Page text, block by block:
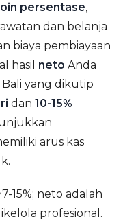
persentase,
dan belanja
biaya pembiayaan
hasil neto Anda
yang dikutip
dan 10-15%
arus kas
15%; neto adalah
profesional.